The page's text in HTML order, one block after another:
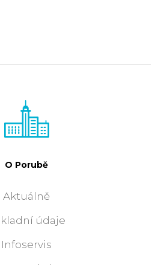
O Porubě
Aktuálně
údaje
Infoservis